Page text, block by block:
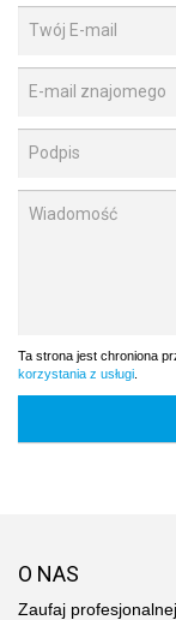
Ta strona jest chroniona
korzystania z usługi
O NAS
Zaufaj